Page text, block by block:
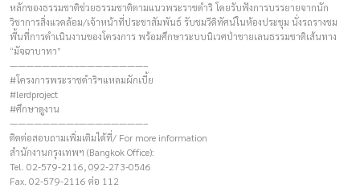
หลักของธรรมชาติช่วยธรรมชาติตามแนวพระราชดำริ โดยรับฟังการบรรยายจากนัก
วิชาการสิ่งแวดล้อม/เจ้าหน้าที่ประชาสัมพันธ์ รับชมวีดิทัศน์ในห้องประชุม นั่งรถรางชม
พื้นที่การดำเนินงานของโครงการ พร้อมศึกษาระบบนิเวศป่าชายเลนธรรมชาติเส้นทาง
“มัจฉาบาทา”
————————–————————–
#โครงการพระราชดำริฯแหลมผักเบี้ย
#lerdproject
#ศึกษาดูงาน
————————–————————–
ติดต่อสอบถามเพิ่มเติมได้ที่/ For more information
สำนักงานกรุงเทพฯ (Bangkok Office):
Tel. 02-579-2116, 092-273-0546
Fax. 02-579-2116 ต่อ 112